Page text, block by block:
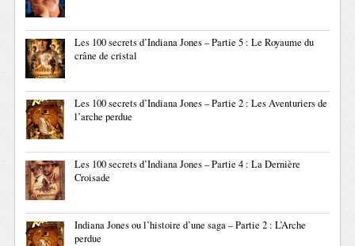
Les 100 secrets d’Indiana Jones – Partie 5 : Le Royaume du
crâne de cristal
Les 100 secrets d’Indiana Jones – Partie 2 : Les Aventuriers de
l’arche perdue
Les 100 secrets d’Indiana Jones – Partie 4 : La Dernière
Croisade
Indiana Jones ou l’histoire d’une saga – Partie 2 : L’Arche
perdue